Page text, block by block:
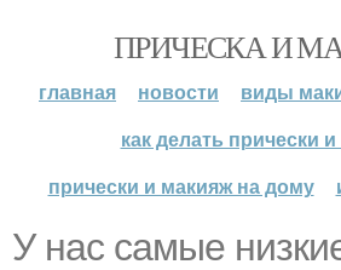
ПРИЧЕСКА И
главная новости
виды
как делать прически
прически и макияж на дому
У нас самые